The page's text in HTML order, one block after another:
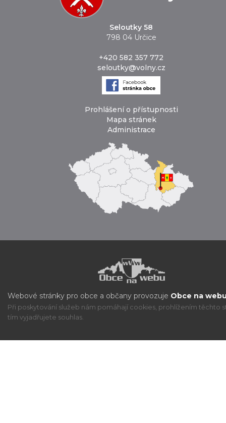
Seloutky 58
798 04 Určice
+420 582 357 772
seloutky@volny.cz
Prohlášení o přístupnosti
Mapa stránek
Administrace
Webové stránky pro obce a občany provozuje Obce na
Při poskytování služeb nám pomáhají cookies, prohlížením těchto
tím vyjadřujete souhlas.